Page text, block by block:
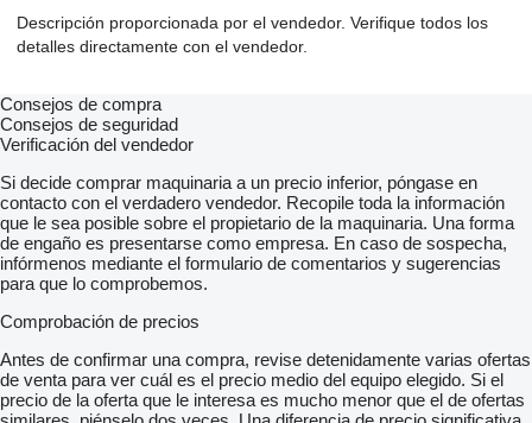
Descripción proporcionada por el vendedor. Verifique todos los
detalles directamente con el vendedor.
Consejos de compra
Consejos de seguridad
Verificación del vendedor
Si decide comprar maquinaria a un precio inferior, póngase en
contacto con el verdadero vendedor. Recopile toda la información
que le sea posible sobre el propietario de la maquinaria. Una forma
de engaño es presentarse como empresa. En caso de sospecha,
infórmenos mediante el formulario de comentarios y sugerencias
para que lo comprobemos.
Comprobación de precios
Antes de confirmar una compra, revise detenidamente varias ofertas
de venta para ver cuál es el precio medio del equipo elegido. Si el
precio de la oferta que le interesa es mucho menor que el de ofertas